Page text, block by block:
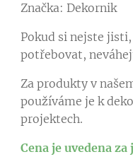
Značka: Dekornik
Pokud si nejste
potřebovat,
Za produkty v
používáme je k
projektech.
Cena je uvedena